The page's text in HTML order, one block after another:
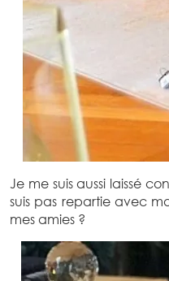
Je me suis aussi laissé
suis pas repartie avec
mes amies ?